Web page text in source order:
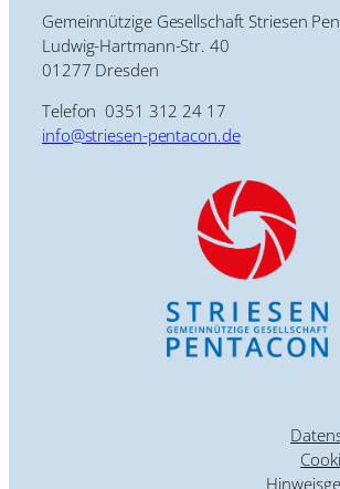
Gemeinnützige Gesellschaft Striesen
Ludwig-Hartmann-Str. 40
01277 Dresden
Telefon 0351 312 24 17
info@striesen-pentacon.de